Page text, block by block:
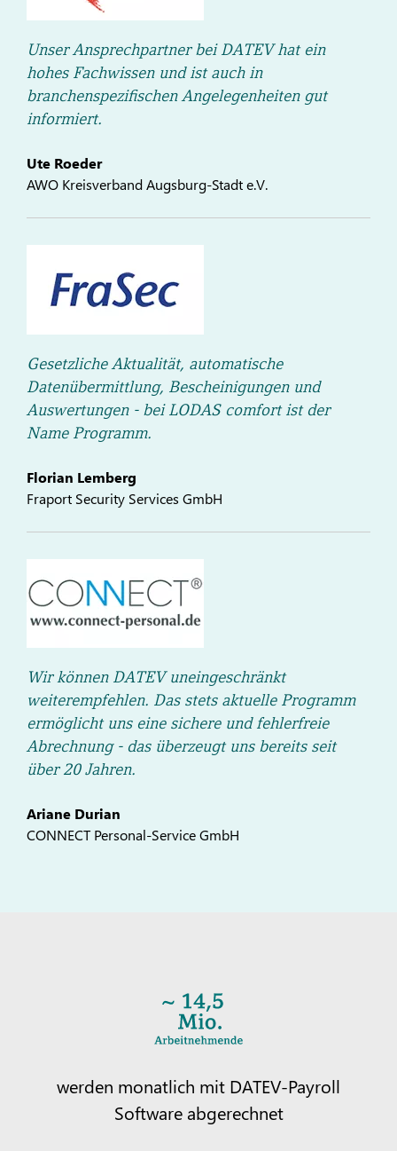
Unser Ansprechpartner bei DATEV hat ein
hohes Fachwissen und ist auch in
branchenspezifischen Angelegenheiten gut
informiert.
Ute Roeder
AWO Kreisverband Augsburg-Stadt e.V.
Gesetzliche Aktualität, automatische
Datenübermittlung, Bescheinigungen und
Auswertungen - bei LODAS comfort ist der
Name Programm.
Florian Lemberg
Fraport Security Services GmbH
Wir können DATEV uneingeschränkt
weiterempfehlen. Das stets aktuelle Programm
ermöglicht uns eine sichere und fehlerfreie
Abrechnung - das überzeugt uns bereits seit
über 20 Jahren.
Ariane Durian
CONNECT Personal-Service GmbH
werden monatlich mit DATEV-Payroll
Software abgerechnet